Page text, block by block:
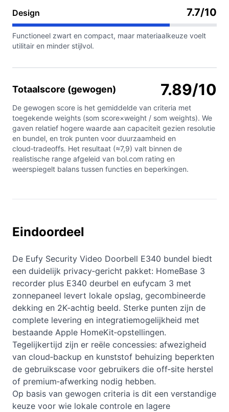
Design 7.7/10
Functioneel zwart en compact, maar materiaalkeuze voelt
utilitair en minder stijlvol.
Totaalscore (gewogen) 7.89/10
De gewogen score is het gemiddelde van criteria met
toegekende weights (som score×weight / som weights). We
gaven relatief hogere waarde aan capaciteit gezien resolutie
en bundel, en trok punten voor duurzaamheid en
cloud‑tradeoffs. Het resultaat (≈7,9) valt binnen de
realistische range afgeleid van bol.com rating en
weerspiegelt balans tussen functies en beperkingen.
Eindoordeel
De Eufy Security Video Doorbell E340 bundel biedt
een duidelijk privacy‑gericht pakket: HomeBase 3
recorder plus E340 deurbel en eufycam 3 met
zonnepaneel levert lokale opslag, gecombineerde
dekking en 2K‑achtig beeld. Sterke punten zijn de
complete levering en integratiemogelijkheid met
bestaande Apple HomeKit‑opstellingen.
Tegelijkertijd zijn er reële concessies: afwezigheid
van cloud‑backup en kunststof behuizing beperkten
de gebruikscase voor gebruikers die off‑site herstel
of premium‑afwerking nodig hebben.
Op basis van gewogen criteria is dit een verstandige
keuze voor wie lokale controle en lagere